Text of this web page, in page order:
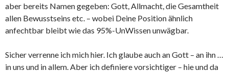
aber bereits Namen gegeben: Gott, Allmacht, die Gesamtheit
allen Bewusstseins etc. – wobei Deine Position ähnlich
anfechtbar bleibt wie das 95%-UnWissen unwägbar.
Sicher verrenne ich mich hier. Ich glaube auch an Gott – an ihn …
in uns und in allem. Aber ich definiere vorsichtiger – hie und da